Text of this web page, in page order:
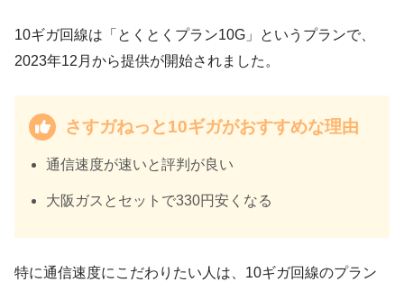
10ギガ回線は「とくとくプラン10G」というプランで、
2023年12月から提供が開始されました。
さすガねっと10ギガがおすすめな理由
通信速度が速いと評判が良い
大阪ガスとセットで330円安くなる
特に通信速度にこだわりたい人は、10ギガ回線のプラン